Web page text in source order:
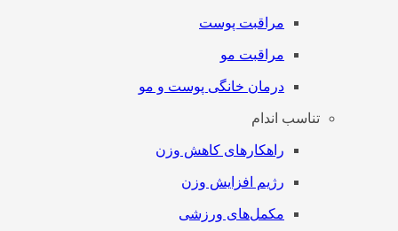
مراقبت پوست
مراقبت مو
درمان خانگی پوست و مو
تناسب اندام
راهکارهای کاهش وزن
رژیم افزایش وزن
مکمل‌های ورزشی